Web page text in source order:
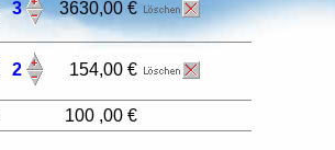
3 3630,00 €
2 154,00 €
100 ,00 €